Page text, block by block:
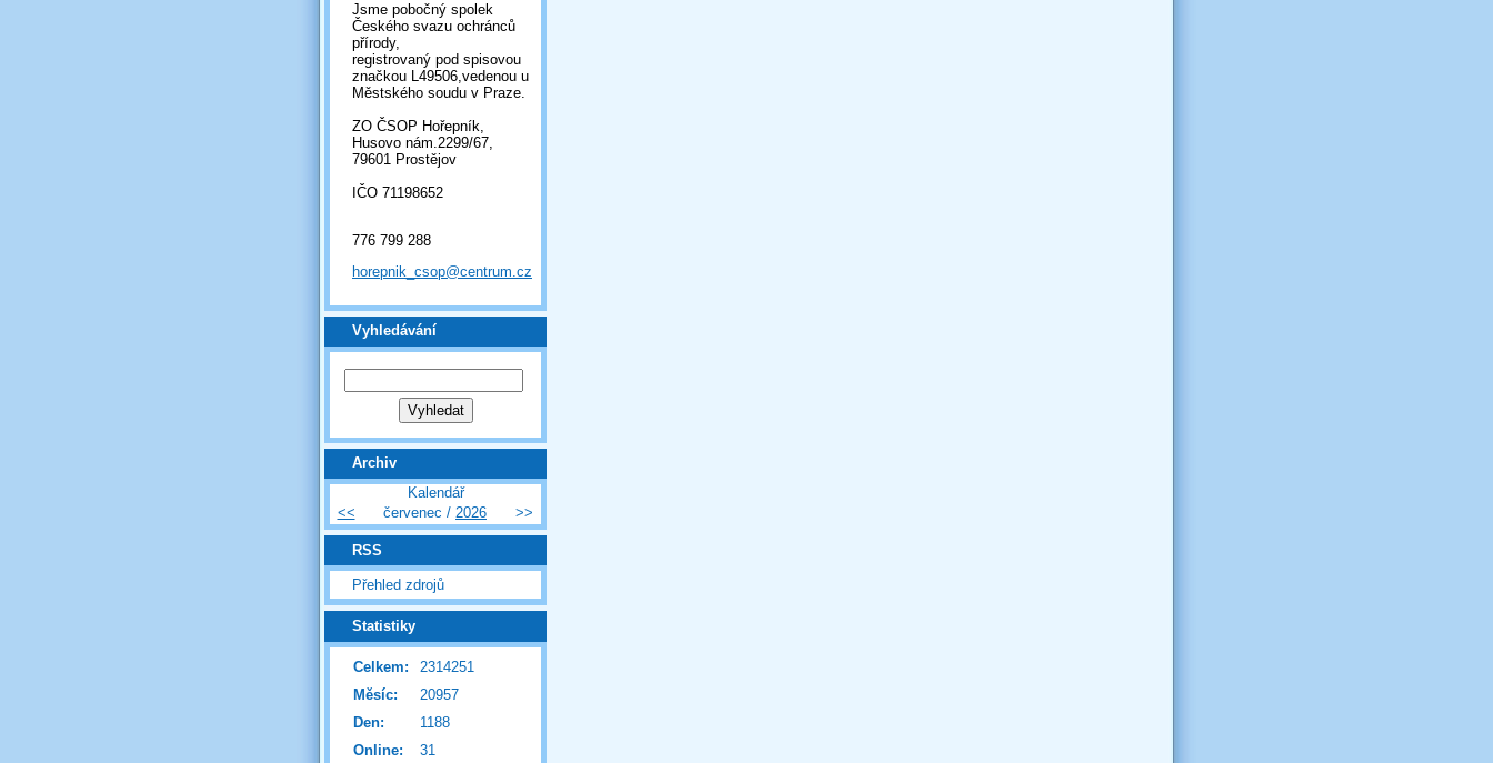
Jsme pobočný spolek
Českého svazu ochránců
přírody,
registrovaný pod spisovou
značkou L49506,vedenou u
Městského soudu v Praze.
ZO ČSOP Hořepník,
Husovo nám.2299/67,
79601 Prostějov
IČO 71198652
776 799 288
horepnik_csop@centrum.cz
Vyhledávání
Archiv
Kalendář
<<
červenec / 2026 >>
RSS
Přehled zdrojů
Statistiky
Online: 31
Celkem:
2314251
Měsíc:
20957
Den:
1188